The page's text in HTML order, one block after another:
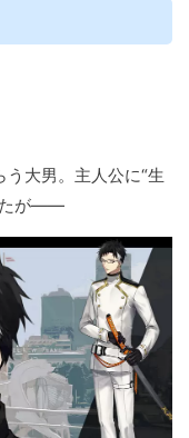
大男。主人公に“生
たが――